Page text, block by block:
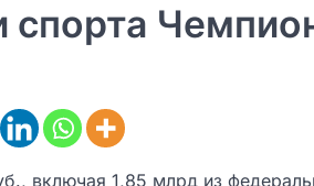
спорта
включая 1,85 млрд из